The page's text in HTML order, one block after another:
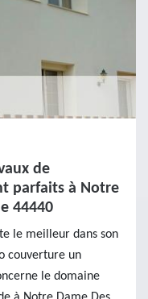
de
parfaits à Notre
44440
le meilleur dans son
couverture un
le domaine